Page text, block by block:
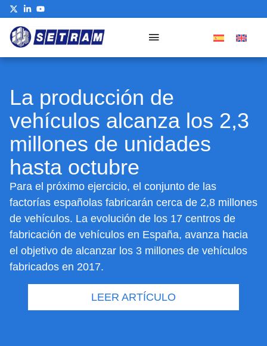
La producción de
vehículos alcanza los 2,3
millones de unidades
hasta octubre
Para el próximo ejercicio, el conjunto de las
factorías españolas fabricarán cerca de 2,8 millones
de vehículos. La evolución de los 17 centros de
fabricación de vehículos en España, avanza hacia
el objetivo de alcanzar los 3 millones de vehículos
fabricados en 2017.
LEER ARTÍCULO